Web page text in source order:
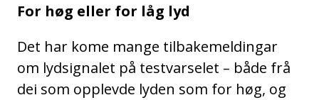
For høg eller for låg lyd
Det har kome mange tilbakemeldingar
om lydsignalet på testvarselet – både frå
dei som opplevde lyden som for høg, og